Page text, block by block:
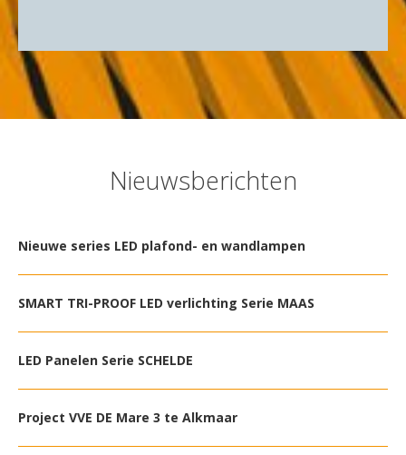
Nieuwsberichten
Nieuwe series LED plafond- en wandlampen
SMART TRI-PROOF LED verlichting Serie MAAS
LED Panelen Serie SCHELDE
Project VVE DE Mare 3 te Alkmaar